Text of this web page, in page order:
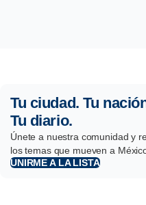
Tu ciudad. Tu
Tu diario.
Únete a nuestra comunidad y
los temas que mueven a
UNIRME A LA LISTA